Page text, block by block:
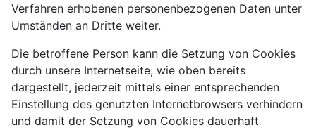
Verfahren erhobenen personenbezogenen Daten unter
Umständen an Dritte weiter.
Die betroffene Person kann die Setzung von Cookies
durch unsere Internetseite, wie oben bereits
dargestellt, jederzeit mittels einer entsprechenden
Einstellung des genutzten Internetbrowsers verhindern
und damit der Setzung von Cookies dauerhaft